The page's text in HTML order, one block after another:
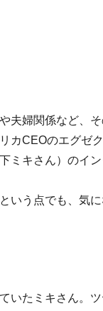
婦関係など、
カCEOのエグゼ
ミキさん）のイン
う点でも、気
いたミキさん。